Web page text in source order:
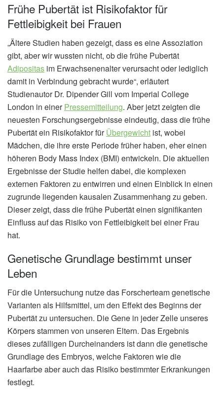
Frühe Pubertät ist Risikofaktor für
Fettleibigkeit bei Frauen
„Ältere Studien haben gezeigt, dass es eine Assoziation
gibt, aber wir wussten nicht, ob die frühe Pubertät
Adipositas im Erwachsenenalter verursacht oder lediglich
damit in Verbindung gebracht wurde“, erläutert
Studienautor Dr. Dipender Gill vom Imperial College
London in einerPressemitteilung. Aber jetzt zeigten die
neuesten Forschungsergebnisse eindeutig, dass die frühe
Pubertät ein Risikofaktor fürÜbergewicht ist, wobei
Mädchen, die ihre erste Periode früher haben, eher einen
höheren Body Mass Index (BMI) entwickeln. Die aktuellen
Ergebnisse der Studie helfen dabei, die komplexen
externen Faktoren zu entwirren und einen Einblick in einen
zugrunde liegenden kausalen Zusammenhang zu geben.
Dieser zeigt, dass die frühe Pubertät einen signifikanten
Einfluss auf das Risiko von Fettleibigkeit bei einer Frau
hat.
Genetische Grundlage bestimmt unser
Leben
Für die Untersuchung nutze das Forscherteam genetische
Varianten als Hilfsmittel, um den Effekt des Beginns der
Pubertät zu untersuchen. Die Gene in jeder Zelle unseres
Körpers stammen von unseren Eltern. Das Ergebnis
dieses zufälligen Durcheinanders ist dann die genetische
Grundlage des Embryos, welche Faktoren wie die
Haarfarbe aber auch das Risiko bestimmter Erkrankungen
festlegt.